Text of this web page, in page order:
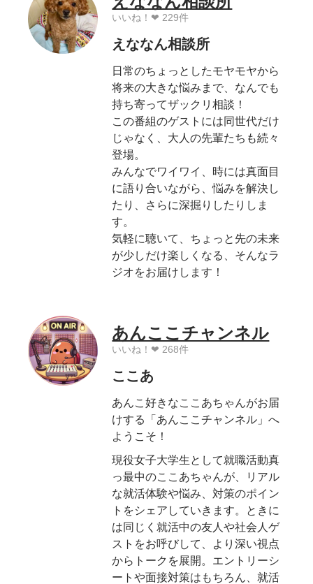
いいね！❤︎ 229件
えななん相談所
日常のちょっとしたモヤモヤから
将来の大きな悩みまで、なんでも
持ち寄ってザックリ相談！
この番組のゲストには同世代だけ
じゃなく、大人の先輩たちも続々
登場。
みんなでワイワイ、時には真面目
に語り合いながら、悩みを解決し
たり、さらに深掘りしたりしま
す。
気軽に聴いて、ちょっと先の未来
が少しだけ楽しくなる、そんなラ
ジオをお届けします！
あんここチャンネル
いいね！❤︎ 268件
ここあ
あんこ好きなここあちゃんがお届
けする「あんここチャンネル」へ
ようこそ！
現役女子大学生として就職活動真
っ最中のここあちゃんが、リアル
な就活体験や悩み、対策のポイン
トをシェアしていきます。ときに
は同じく就活中の友人や社会人ゲ
ストをお呼びして、より深い視点
からトークを展開。エントリーシ
ートや面接対策はもちろん、就活